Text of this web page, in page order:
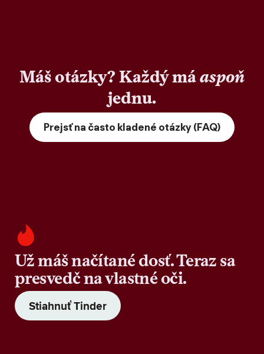
Máš otázky? Každý máaspoň
jednu.
Prejsť na často kladené otázky (FAQ)
Už máš načítané dosť. Teraz sa
presvedč na vlastné oči.
Stiahnuť Tinder